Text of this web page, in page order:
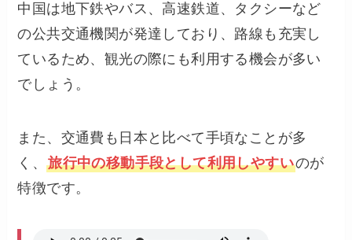
中国は地下鉄やバス、高速鉄道、タクシーなど
の公共交通機関が発達しており、路線も充実し
ているため、観光の際にも利用する機会が多い
でしょう。
また、交通費も日本と比べて手頃なことが多
く、旅行中の移動手段として利用しやすいのが
特徴です。